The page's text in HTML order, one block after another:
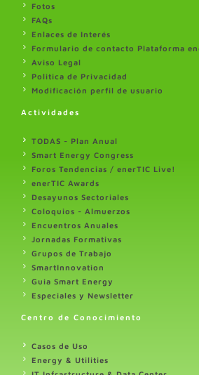
Fotos
FAQs
Enlaces de Interés
Formulario de contacto Plataforma
Aviso Legal
Politica de Privacidad
Modificación perfil de usuario
Actividades
TODAS - Plan Anual
Smart Energy Congress
Foros Tendencias / enerTIC Live!
enerTIC Awards
Desayunos Sectoriales
Coloquios - Almuerzos
Encuentros Anuales
Jornadas Formativas
Grupos de Trabajo
SmartInnovation
Guia Smart Energy
Especiales y Newsletter
Centro de Conocimiento
Casos de Uso
Energy & Utilities